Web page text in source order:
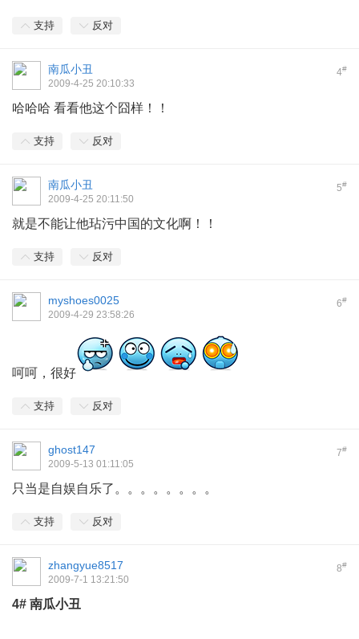
支持 反对
4#
南瓜小丑
2009-4-25 20:10:33
哈哈哈 看看他这个囧样！！
支持 反对
5#
南瓜小丑
2009-4-25 20:11:50
就是不能让他玷污中国的文化啊！！
支持 反对
6#
myshoes0025
2009-4-29 23:58:26
呵呵，很好
支持 反对
7#
ghost147
2009-5-13 01:11:05
只当是自娱自乐了。。。。。。。。
支持 反对
8#
zhangyue8517
2009-7-1 13:21:50
4# 南瓜小丑